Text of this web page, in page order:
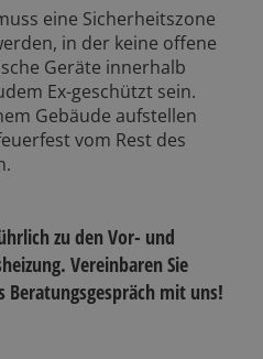
eine Sicherheitszone
in der keine offene
Geräte innerhalb
Ex-geschützt sein.
Gebäude aufstellen
vom Rest des
zu den Vor- und
Vereinbaren Sie
mit uns!